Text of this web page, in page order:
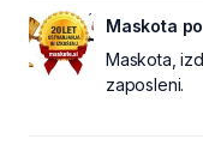
Maskota
Maskota,
zaposleni.